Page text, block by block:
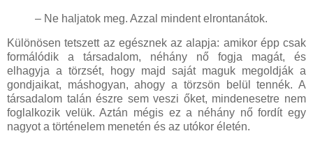
– Ne haljatok meg. Azzal mindent elrontanátok.
Különösen tetszett az egésznek az alapja: amikor épp csak
formálódik a társadalom, néhány nő fogja magát, és
elhagyja a törzsét, hogy majd saját maguk megoldják a
gondjaikat, máshogyan, ahogy a törzsön belül tennék. A
társadalom talán észre sem veszi őket, mindenesetre nem
foglalkozik velük. Aztán mégis ez a néhány nő fordít egy
nagyot a történelem menetén és az utókor életén.